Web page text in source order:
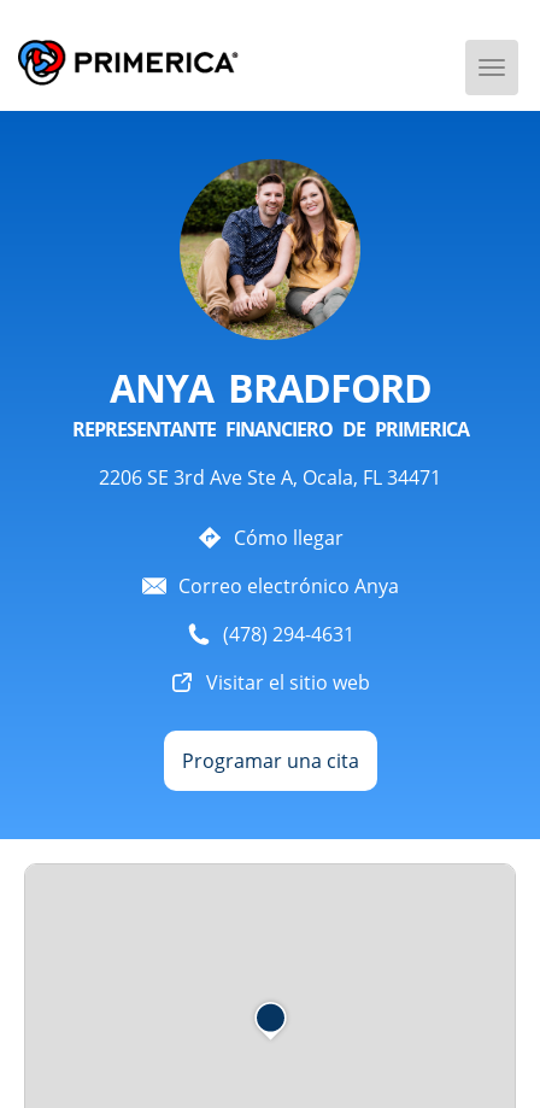
ANYA BRADFORD
REPRESENTANTE FINANCIERO DE PRIMERICA
2206 SE 3rd Ave Ste A, Ocala, FL 34471
Cómo llegar
Correo electrónico Anya
(478) 294-4631
Visitar el sitio web
Programar una cita